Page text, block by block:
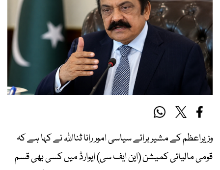
وزیراعظم کے مشیر برائے سیاسی امور رانا ثنااللہ نے کہا ہے کہ
قومی مالیاتی کمیشن (این ایف سی) ایوارڈ میں کسی بھی قسم